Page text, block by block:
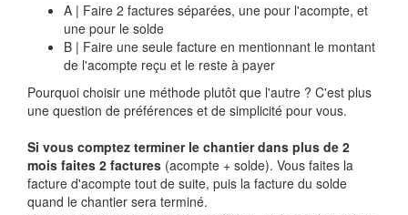
A | Faire 2 factures séparées, une pour l'acompte, et
une pour le solde
B | Faire une seule facture en mentionnant le montant
de l'acompte reçu et le reste à payer
Pourquoi choisir une méthode plutôt que l'autre ? C'est plus
une question de préférences et de simplicité pour vous.
Si vous comptez terminer le chantier dans plus de 2
mois faites 2 factures (acompte + solde). Vous faites la
facture d'acompte tout de suite, puis la facture du solde
quand le chantier sera terminé.